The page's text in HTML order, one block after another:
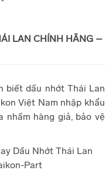
LAN CHÍNH HÃNG –
biết dầu nhớt Thái Lan
Việt Nam nhập khẩu
nhầm hàng giả, bảo vệ